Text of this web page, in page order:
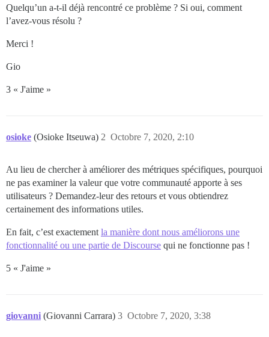
Quelqu’un a-t-il déjà rencontré ce problème ? Si oui, comment
l’avez-vous résolu ?
Merci !
Gio
3 « J'aime »
osioke (Osioke Itseuwa) Octobre 7, 2020, 2:10
2
Au lieu de chercher à améliorer des métriques spécifiques, pourquoi
ne pas examiner la valeur que votre communauté apporte à ses
utilisateurs ? Demandez-leur des retours et vous obtiendrez
certainement des informations utiles.
En fait, c’est exactement la manière dont nous améliorons une
fonctionnalité ou une partie de Discourse qui ne fonctionne pas !
5 « J'aime »
giovanni (Giovanni Carrara) Octobre 7, 2020, 3:38
3